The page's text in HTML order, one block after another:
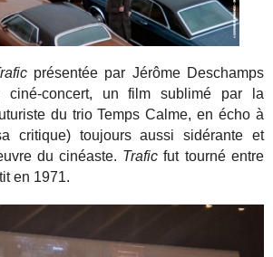
présentée par Jérôme Deschamps
ciné-concert, un film sublimé par la
du trio Temps Calme, en écho à
critique) toujours aussi sidérante et
du cinéaste. Trafic fut tourné entre
en 1971.